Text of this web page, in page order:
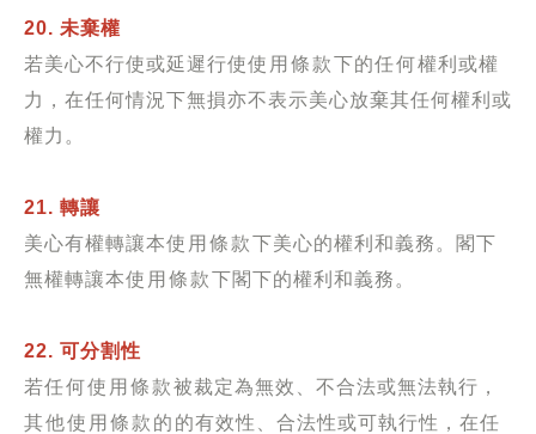
20. 未棄權
若美心不行使或延遲行使使用條款下的任何權利或權
力，在任何情況下無損亦不表示美心放棄其任何權利或
權力。
21. 轉讓
美心有權轉讓本使用條款下美心的權利和義務。閣下
無權轉讓本使用條款下閣下的權利和義務。
22. 可分割性
若任何使用條款被裁定為無效、不合法或無法執行，
其他使用條款的 的有效性、合法性或可執行性，在任